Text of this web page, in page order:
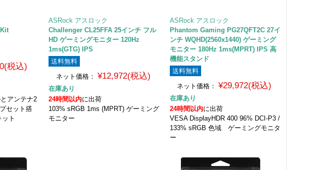
税込)
アンテナ2
セット搭
ト
ASRock アスロック
Challenger CL25FFA 25インチ フル
HD ゲーミングモニター 120Hz
1ms(GTG) IPS
送料無料
ネット価格： ¥12,972(税込)
在庫あり
24時間以内に出荷
103% sRGB 1ms (MPRT) ゲーミング
モニター
ASRock アスロック
Phantom Gaming PG27QFT2C 27イ
ンチ WQHD(2560x1440) ゲーミング
モニター 180Hz 1ms(MPRT) IPS 高
機能スタンド
送料無料
ネット価格： ¥29,972(税込)
在庫あり
24時間以内に出荷
VESA DisplayHDR 400 96% DCI-P3 /
133% sRGB 色域 ゲーミングモニタ
ー